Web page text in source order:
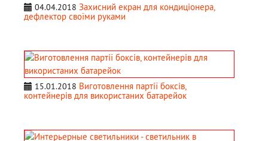
04.04.2018 Захисний екран для кондиціонера,
дефлектор своїми руками
15.01.2018 Виготовлення партії боксів,
контейнерів для використаних батарейок